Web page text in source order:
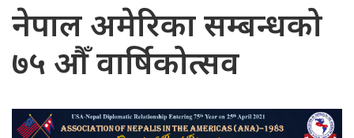
नेपाल अमेरिका सम्बन्धको
७५ औँ वार्षिकोत्सव